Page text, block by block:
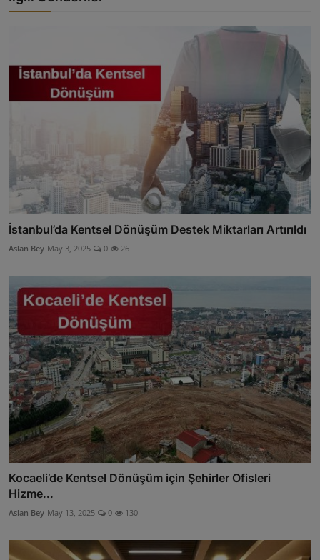
İstanbul’da Kentsel Dönüşüm Destek Miktarları Artırıldı
Aslan Bey May 3, 2025 0 26
Kocaeli’de Kentsel Dönüşüm için Şehirler Ofisleri
Hizme...
Aslan Bey May 13, 2025 0 130